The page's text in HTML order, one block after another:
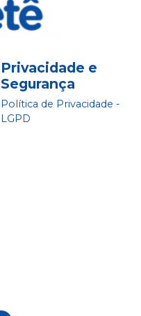
Privacidade e
Segurança
Política de Privacidade -
LGPD